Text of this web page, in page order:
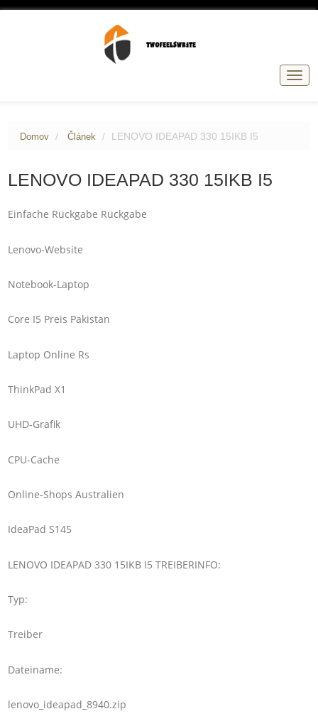
Domov Článek LENOVO IDEAPAD 330 15IKB I5
LENOVO IDEAPAD 330 15IKB I5
Einfache Rückgabe Rückgabe
Lenovo-Website
Notebook-Laptop
Core I5 ​​Preis Pakistan
Laptop Online Rs
ThinkPad X1
UHD-Grafik
CPU-Cache
Online-Shops Australien
IdeaPad S145
LENOVO IDEAPAD 330 15IKB I5 TREIBERINFO:
Typ:
Treiber
Dateiname:
lenovo_ideapad_8940.zip